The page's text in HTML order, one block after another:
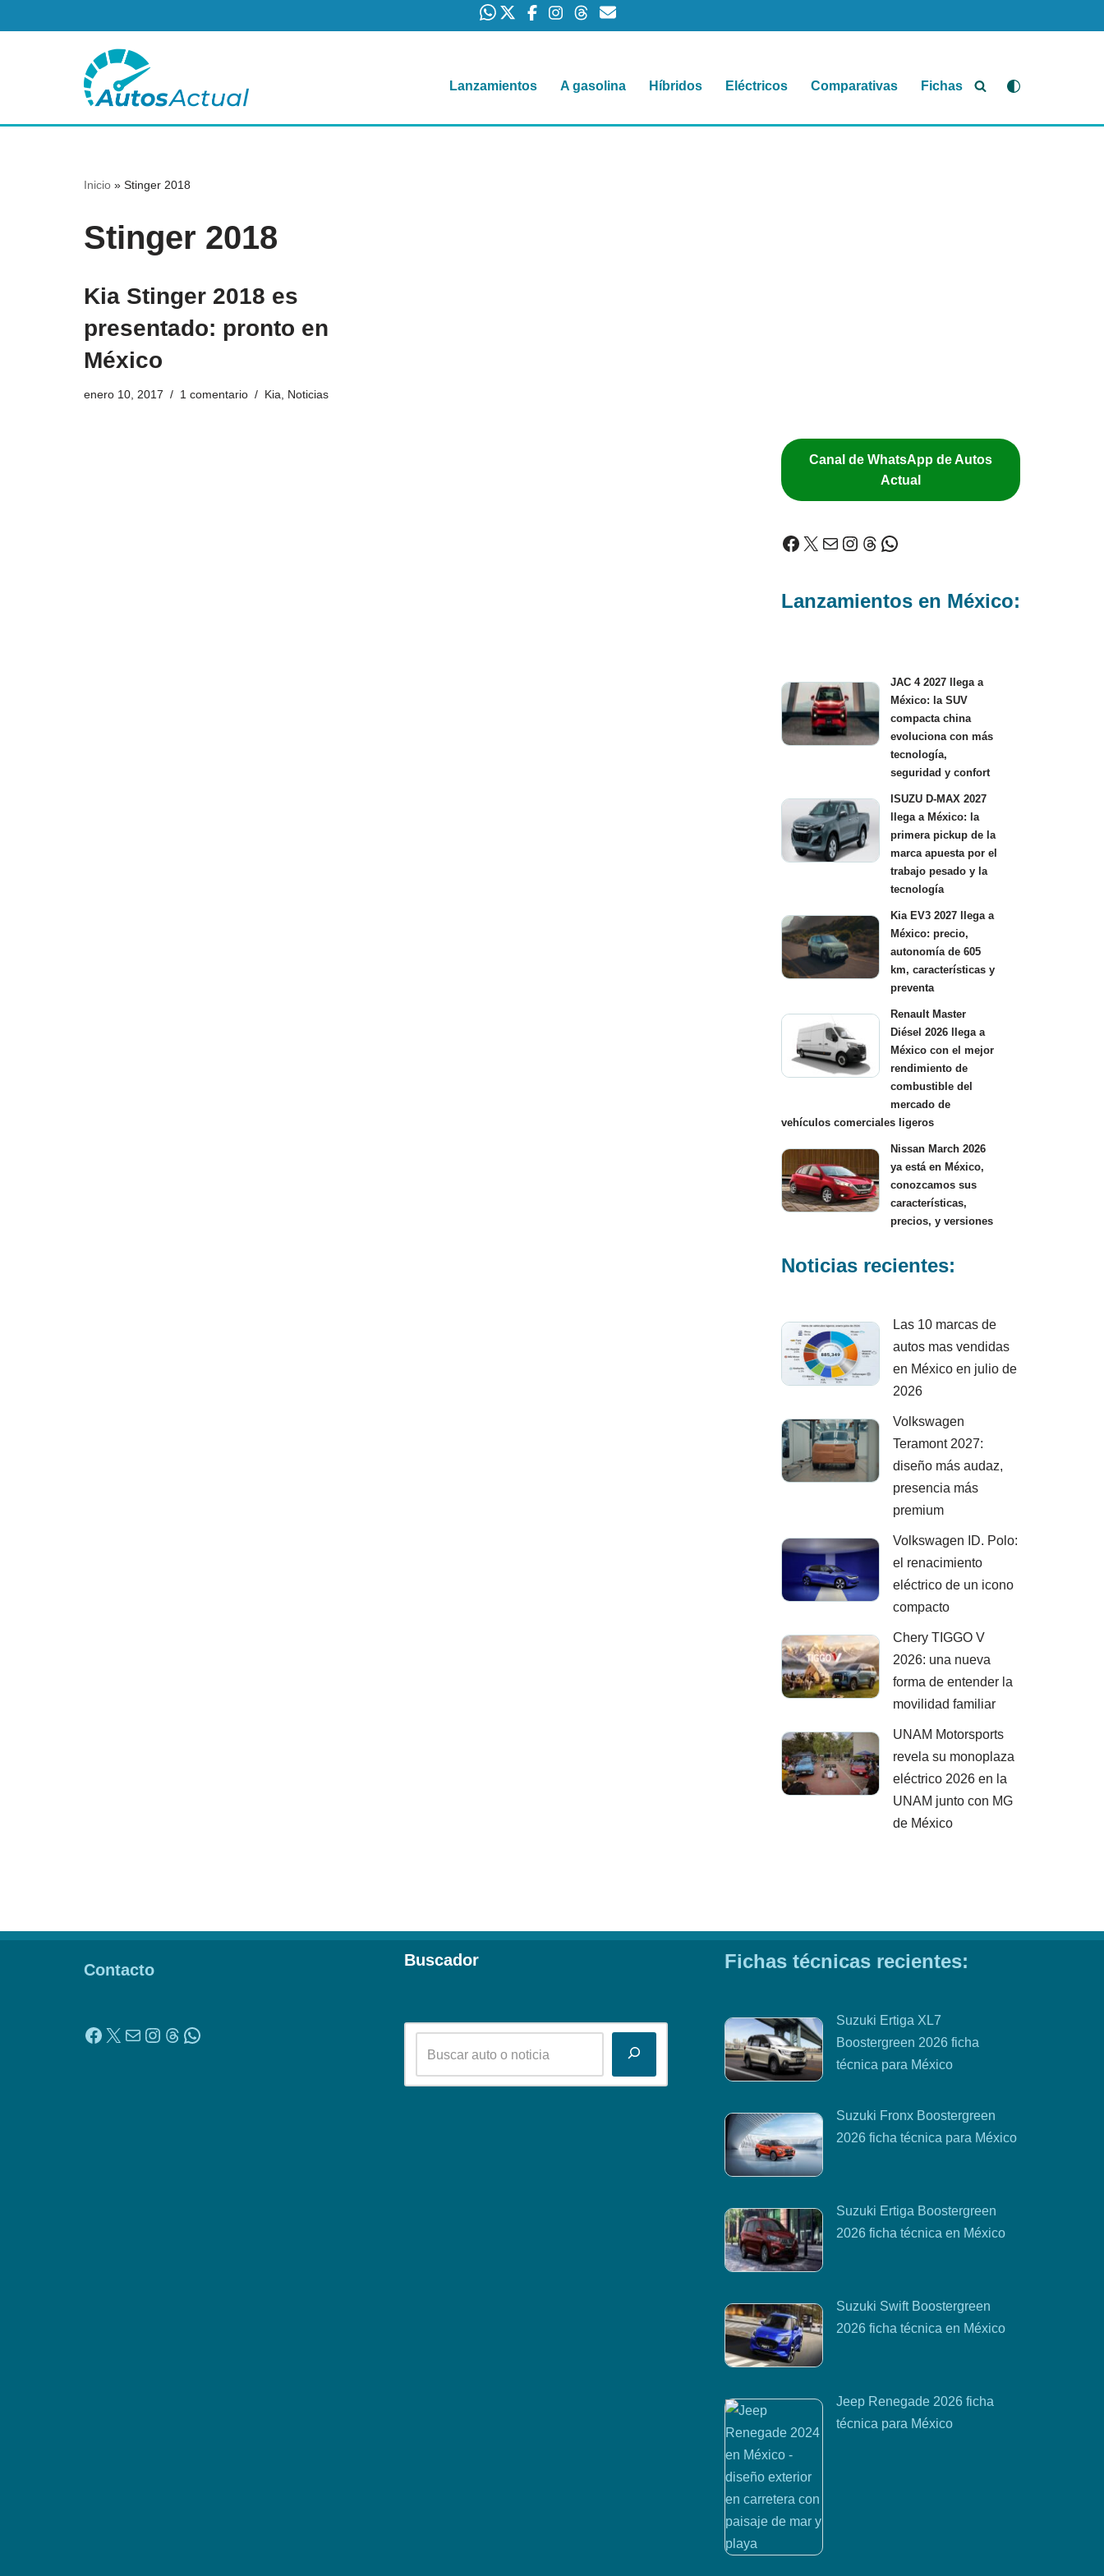
contenido
Lanzamientos A gasolina Híbridos Eléctricos Comparativas Fichas
Inicio » Stinger 2018
Stinger 2018
Kia Stinger 2018 es
presentado: pronto en
México
enero 10, 2017 1 comentario Kia, Noticias
Canal de WhatsApp de Autos
Actual
Lanzamientos en México:
JAC 4 2027 llega a
México: la SUV
compacta china
evoluciona con más
tecnología,
seguridad y confort
ISUZU D-MAX 2027
llega a México: la
primera pickup de la
marca apuesta por el
trabajo pesado y la
tecnología
Kia EV3 2027 llega a
México: precio,
autonomía de 605
km, características y
preventa
Renault Master
Diésel 2026 llega a
México con el mejor
rendimiento de
combustible del
mercado de
vehículos comerciales ligeros
Nissan March 2026
ya está en México,
conozcamos sus
características,
precios, y versiones
Noticias recientes:
Las 10 marcas de
autos mas vendidas
en México en julio de
2026
Volkswagen
Teramont 2027:
diseño más audaz,
presencia más
premium
Volkswagen ID. Polo:
el renacimiento
eléctrico de un icono
compacto
Chery TIGGO V
2026: una nueva
forma de entender la
movilidad familiar
UNAM Motorsports
revela su monoplaza
eléctrico 2026 en la
UNAM junto con MG
de México
Contacto
Buscador Fichas técnicas recientes:
Suzuki Ertiga XL7
Boostergreen 2026 ficha
técnica para México
Suzuki Fronx Boostergreen
2026 ficha técnica para México
Suzuki Ertiga Boostergreen
2026 ficha técnica en México
Suzuki Swift Boostergreen
2026 ficha técnica en México
Jeep Renegade 2026 ficha
técnica para México